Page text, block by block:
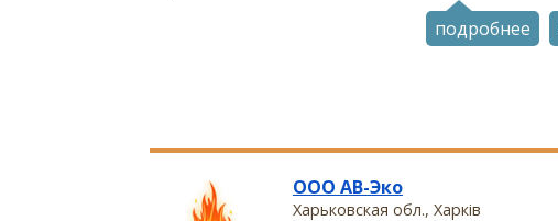
подробнее
ООО АВ-Эко
Харьковская обл., Харкiв